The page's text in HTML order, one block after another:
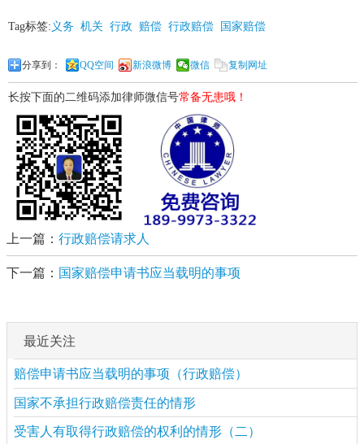
Tag标签: 义务 机关 行政 赔偿 行政赔偿 国家赔偿
分享到： QQ空间 新浪微博 微信 复制网址
长按下面的二维码添加律师微信号常备无患哦！
上一篇： 行政赔偿请求人
下一篇： 国家赔偿申请书应当载明的事项
最近关注
赔偿申请书应当载明的事项（行政赔偿）
国家不承担行政赔偿责任的情形
受害人有取得行政赔偿的权利的情形（二）